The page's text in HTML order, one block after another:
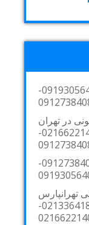
نمایندگی تلویزیون سونی |09193056404-
در تهران
|02133641842-02166221407-
تعمیر تلویزیون سونی |09127384085-
تهرانپارس
|09127384085-02133641842-